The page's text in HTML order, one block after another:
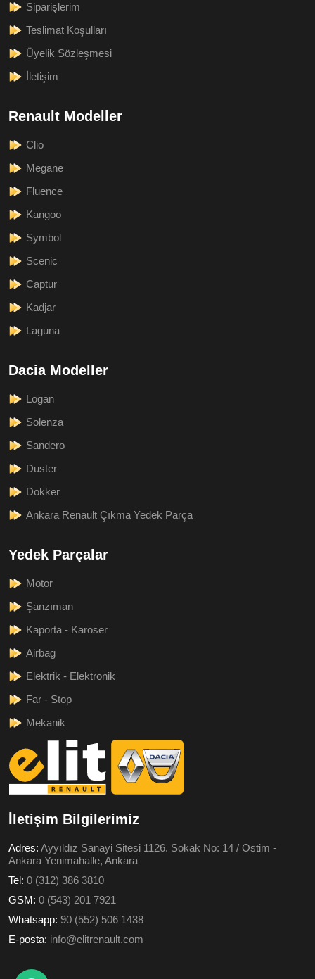
Siparişlerim
Teslimat Koşulları
Üyelik Sözleşmesi
İletişim
Renault Modeller
Clio
Megane
Fluence
Kangoo
Symbol
Scenic
Captur
Kadjar
Laguna
Dacia Modeller
Logan
Solenza
Sandero
Duster
Dokker
Ankara Renault Çıkma Yedek Parça
Yedek Parçalar
Motor
Şanzıman
Kaporta - Karoser
Airbag
Elektrik - Elektronik
Far - Stop
Mekanik
İletişim Bilgilerimiz
Adres: Ayyıldız Sanayi Sitesi 1126. Sokak No: 14 / Ostim -
Ankara Yenimahalle, Ankara
Tel: 0 (312) 386 3810
GSM: 0 (543) 201 7921
Whatsapp: 90 (552) 506 1438
E-posta: info@elitrenault.com